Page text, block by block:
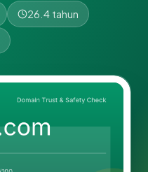
26.4 tahun